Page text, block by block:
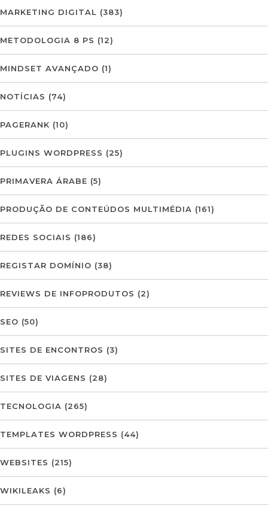
MARKETING DIGITAL (383)
METODOLOGIA 8 PS (12)
MINDSET AVANÇADO (1)
NOTÍCIAS (74)
PAGERANK (10)
PLUGINS WORDPRESS (25)
PRIMAVERA ÁRABE (5)
PRODUÇÃO DE CONTEÚDOS MULTIMÉDIA (161)
REDES SOCIAIS (186)
REGISTAR DOMÍNIO (38)
REVIEWS DE INFOPRODUTOS (2)
SEO (50)
SITES DE ENCONTROS (3)
SITES DE VIAGENS (28)
TECNOLOGIA (265)
TEMPLATES WORDPRESS (44)
WEBSITES (215)
WIKILEAKS (6)